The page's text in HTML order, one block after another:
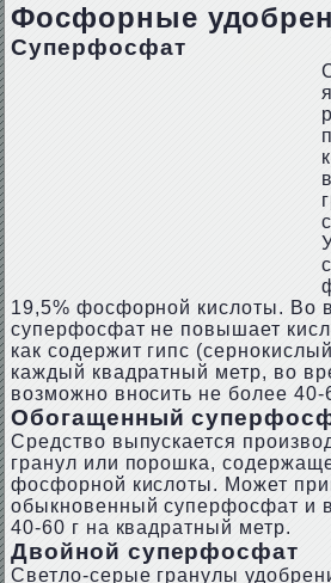
Фосфорные
Суперфосфат
19,5% фосфорной кислоты. Во
суперфосфат не повышает
как содержит гипс
каждый квадратный метр, во
возможно вносить не более 40-
Обогащенный
Средство выпускается
гранул или порошка,
фосфорной кислоты. Может
обыкновенный суперфосфат и
40-60 г на квадратный метр.
Двойной суперфосфат
Светло-серые гранулы